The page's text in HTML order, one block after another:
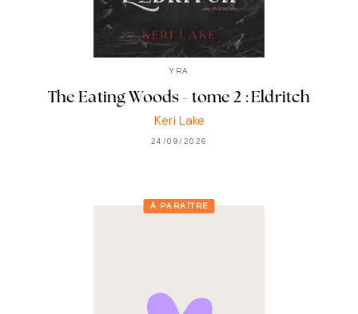
YRA
The Eating Woods - tome 2 : Eldritch
Keri Lake
24/09/2026
À PARAÎTRE